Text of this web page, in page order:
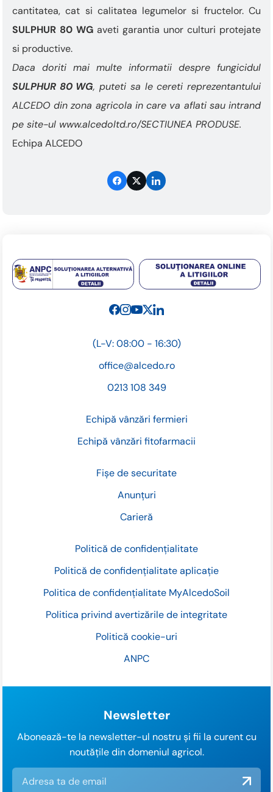
cantitatea, cat si calitatea legumelor si fructelor. Cu
SULPHUR 80 WG aveti garantia unor culturi protejate
si productive.
Daca doriti mai multe informatii despre fungicidul
SULPHUR 80 WG, puteti sa le cereti reprezentantului
ALCEDO din zona agricola in care va aflati sau intrand
pe site-ul www.alcedoltd.ro/SECTIUNEA PRODUSE.
Echipa ALCEDO
Fișe de securitate
Anunțuri
Carieră
Politică de confidențialitate
Politică de confidențialitate aplicație
Politica de confidențialitate MyAlcedoSoil
Politica privind avertizările de integritate
Politică cookie-uri
ANPC
(L-V: 08:00 - 16:30)
office@alcedo.ro
0213 108 349
Echipă vânzări fermieri
Echipă vânzări fitofarmacii
Newsletter
Abonează-te la newsletter-ul nostru și fii la curent cu
noutățile din domeniul agricol.